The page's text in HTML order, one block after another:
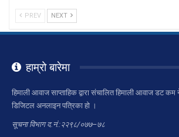
PREV NEXT
हाम्रो बारेमा
हिमाली आवाज साप्ताहिक द्वारा संचालित हिमाली आवाज डट कम
डिजिटल अनलाइन पत्रिका हो ।
सूचना विभाग द.नं.:२२९८/०७७–७८